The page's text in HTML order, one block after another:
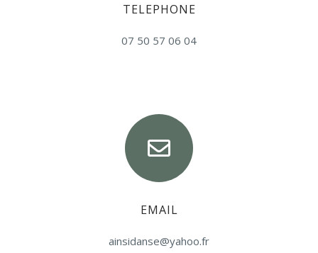
TELEPHONE
07 50 57 06 04
EMAIL
ainsidanse@yahoo.fr